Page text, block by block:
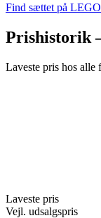
Find sættet på
Prishistorik
Laveste pris hos alle
Laveste pris
Vejl. udsalgspris